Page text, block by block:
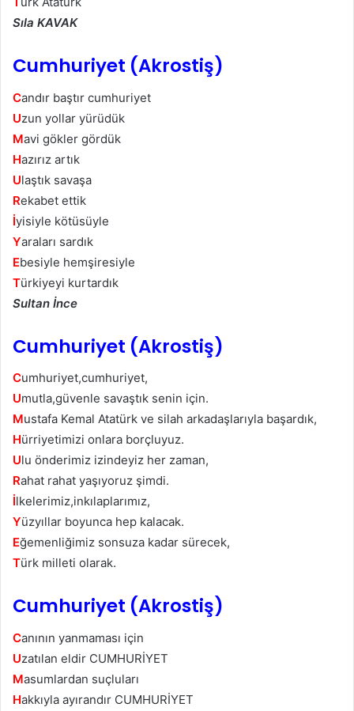
Sıla KAVAK
Cumhuriyet (Akrostiş)
Candır baştır cumhuriyet
Uzun yollar yürüdük
Mavi gökler gördük
Hazırız artık
Ulaştık savaşa
Rekabet ettik
İyisiyle kötüsüyle
Yaraları sardık
Ebesiyle hemşiresiyle
Türkiyeyi kurtardık
Sultan İnce
Cumhuriyet (Akrostiş)
Cumhuriyet,cumhuriyet,
Umutla,güvenle savaştık senin için.
Mustafa Kemal Atatürk ve silah arkadaşlarıyla başardık,
Hürriyetimizi onlara borçluyuz.
Ulu önderimiz izindeyiz her zaman,
Rahat rahat yaşıyoruz şimdi.
İlkelerimiz,inkılaplarımız,
Yüzyıllar boyunca hep kalacak.
Eğemenliğimiz sonsuza kadar sürecek,
Türk milleti olarak.
Cumhuriyet (Akrostiş)
Canının yanmaması için
Uzatılan eldir CUMHURİYET
Masumlardan suçluları
Hakkıyla ayırandır CUMHURİYET